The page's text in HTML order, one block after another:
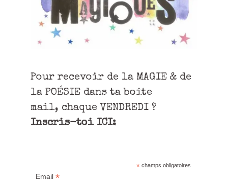
Pour recevoir de la MAGIE & de
la POÉSIE dans ta boîte
mail, chaque VENDREDI ?
Inscris-toi ICI:
* champs obligatoires
Email *